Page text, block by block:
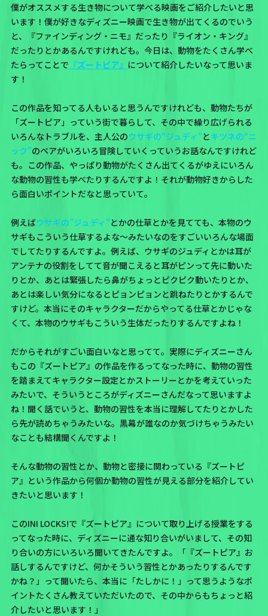
僕がオススメする生き物について学べる映画をご紹介したいと思
います！僕が好きなディズニー映画で生き物が出てくるのでいう
と、『ファインディング・ニモ』だったり『ライオン・キング』
だったりとかあるんですけれども。今日は、動物をたくさん学べ
たらってことで 『ズートピア』 について紹介したいなって思いま
す！
この作品を知ってる人もいると思うんですけれども、動物たちが
「ズートピア」っていう街で暮らして、その中で繰り広げられる
いろんなトラブルを、主人公のウサギの“ジュディ”とキツネの“ニ
ック”のペアがいろいろ冒険していくっていうお話なんですけれど
も。この作品、やっぱり動物がたくさん出てくるがゆえにいろん
な動物の習性も学べたりするんですよ！それが動物好きからした
ら面白いポイントだなと思っていて。
例えばウサギの”ジュディ”とかの仕草とかを見てても、本物のウ
サギもこういう仕草するよな〜みたいなのをすごいいろんな場面
でしてたりするんですよ。例えば、ウサギのジュディとかは耳が
アンテナの役割をしてて音が聞こえると耳がピンって先に動いた
りとか、あとは緊張したら鼻がちょっとピクピク動いたりとか、
あとは楽しい気分になるとピョンピョンと跳ねたりとかするんで
すけど。本当にそのキャラクターだからやってる仕草とかじゃな
くて、本物のウサギもこういう生体だったりするんですよね！
だからそれがすごい面白いなと思ってて。実際にディズニーさん
もこの『ズートピア』の作品を作るってなった時に、動物の習性
を踏まえてキャラクター設定とかストーリーとかを考えていった
みたいで、そういうところがディズニーさんだなって思いますよ
ね！聞く話でいうと、動物の習性を本当に理解してたりとかした
ら先が読めちゃうみたいな。黒幕が誰なのか気づけちゃうみたい
なことも結構聞くんですよ！
そんな動物の習性とか、動物と密接に関わっている『ズートピ
ア』という作品から何個か動物の習性が見える部分を紹介してい
きたいと思います！
このINI LOCKS!で『ズートピア』について取り上げる授業をする
ってなった時に、ディズニーに通な知り合いがいまして、その知
り合いの方にいろいろ聞いてきたんですよ。「『ズートピア』お
話しするんですけど、何かそういう習性とかあったりするんです
かね？」って聞いたら、本当に「たしかに！」って思うようなポ
イントたくさん教えていただいたので、その中からもちょっと紹
介したいと思います！」